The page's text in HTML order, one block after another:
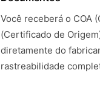
Você receberá o COA
(Certificado de
diretamente do
rastreabilidade